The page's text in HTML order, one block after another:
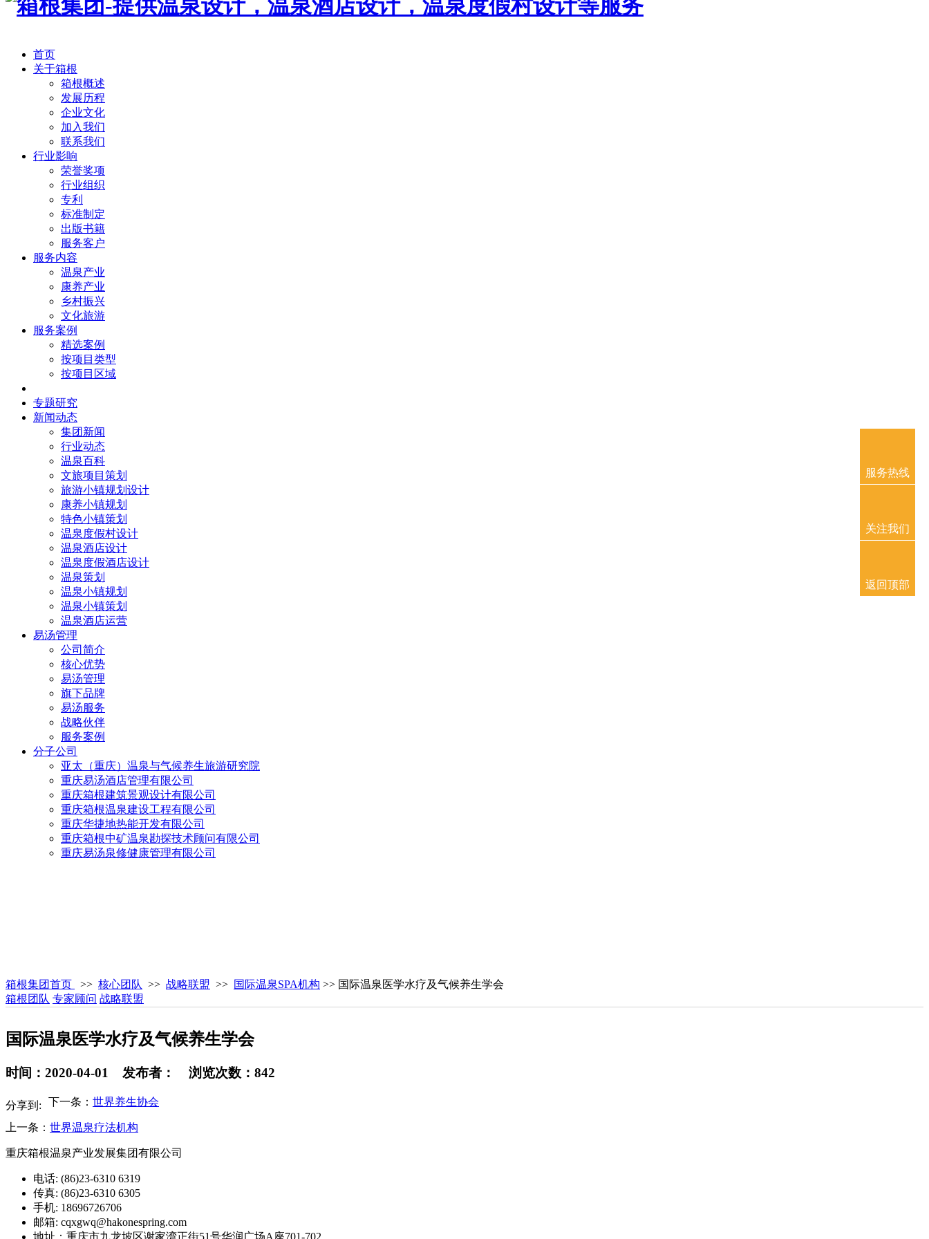
首页
关于箱根
箱根概述
发展历程
企业文化
加入我们
联系我们
行业影响
荣誉奖项
行业组织
专利
标准制定
出版书籍
服务客户
服务内容
温泉产业
康养产业
乡村振兴
文化旅游
服务案例
精选案例
按项目类型
按项目区域
专题研究
新闻动态
集团新闻
行业动态
温泉百科
文旅项目策划
旅游小镇规划设计
康养小镇规划
特色小镇策划
温泉度假村设计
温泉酒店设计
温泉度假酒店设计
温泉策划
温泉小镇规划
温泉小镇策划
温泉酒店运营
易汤管理
公司简介
核心优势
易汤管理
旗下品牌
易汤服务
战略伙伴
服务案例
分子公司
亚太（重庆）温泉与气候养生旅游研究院
重庆易汤酒店管理有限公司
重庆箱根建筑景观设计有限公司
重庆箱根温泉建设工程有限公司
重庆华捷地热能开发有限公司
重庆箱根中矿温泉勘探技术顾问有限公司
重庆易汤泉修健康管理有限公司
箱根集团首页 >> 核心团队 >> 战略联盟 >> 国际温泉SPA机构 >> 国际温泉医学水疗及气候养生学会
箱根团队 专家顾问 战略联盟
国际温泉医学水疗及气候养生学会
时间：2020-04-01 发布者： 浏览次数：842
分享到: 下一条： 世界养生协会
上一条： 世界温泉疗法机构
重庆箱根温泉产业发展集团有限公司
电话: (86)23-6310 6319
传真: (86)23-6310 6305
手机: 18696726706
邮箱: cqxgwq@hakonespring.com
地址：重庆市九龙坡区谢家湾正街51号华润广场A座701-702
服务热线
关注我们
返回顶部